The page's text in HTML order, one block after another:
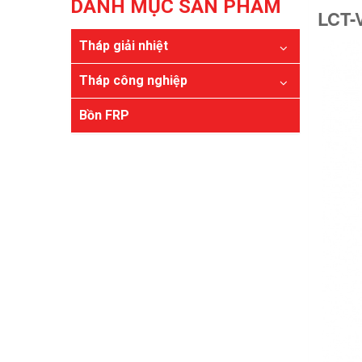
LCT-
DANH MỤC SẢN PHẨM
Tháp giải nhiệt
Tháp công nghiệp
Bồn FRP